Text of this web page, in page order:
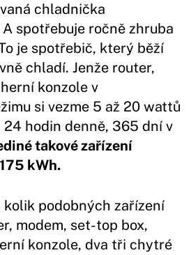
chladnička
spotřebuje ročně zhruba
je spotřebič, který běží
chladí. Jenže router,
konzole v
si vezme 5 až 20 wattů
24 hodin denně, 365 dní v
takové zařízení
kWh.
kolik podobných zařízení
modem, set-top box,
konzole, dva tři chytré